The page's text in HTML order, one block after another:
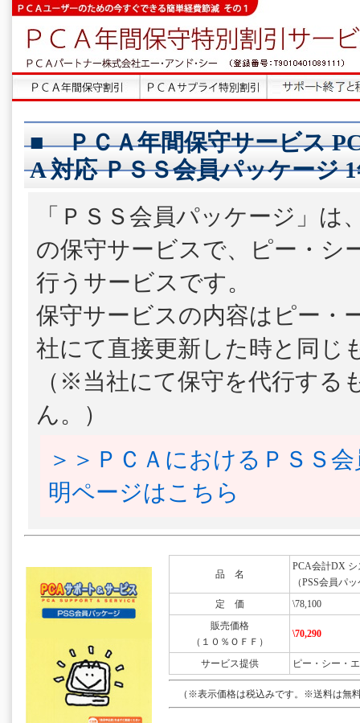
■ ＰＣＡ年間保守サービス
A 対応 ＰＳＳ会員パッケージ
「ＰＳＳ会員パッケージ」は
の保守サービスで、ピー・シ
行うサービスです。
保守サービスの内容はピー・
社にて直接更新した時と同じ
（※当社にて保守を代行する
ん。）
＞＞ＰＣＡにおけるＰＳＳ
明ページはこちら
品 名
PCA会計DX
（PSS会員パ
定 価
\78,100
販売価格
（１０％ＯＦＦ）
\70,290
サービス提供 ピー・シー・
（※表示価格は税込みです。※送料は無